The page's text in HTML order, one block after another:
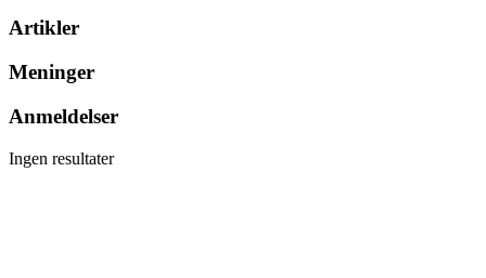
Artikler
Meninger
Anmeldelser
Ingen resultater